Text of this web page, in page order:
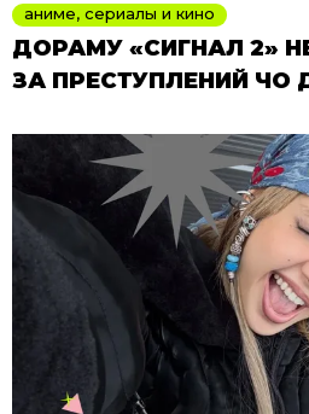
аниме, сериалы и кино
ДОРАМУ «СИГНАЛ 2»
ЗА ПРЕСТУПЛЕНИЙ ЧО